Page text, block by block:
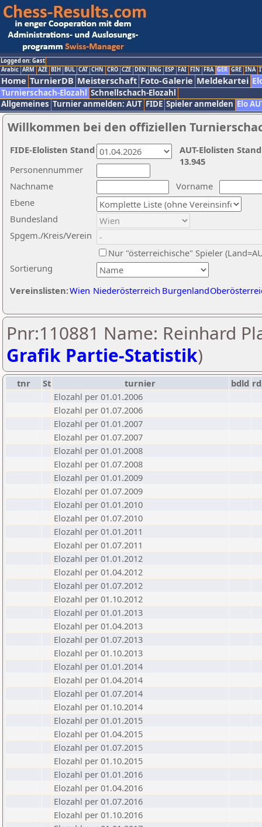
Logged on: Gast
Arabic ARM AZE BIH BUL CAT CHN CRO CZE DEN ENG ESP FAI FIN FRA GER GRE INA
Home TurnierDB Meisterschaft Foto-Galerie Meldekartei
Turnierschach-Elozahl Schnellschach-Elozahl
Allgemeines Turnier anmelden: AUT FIDE Spieler anmelden Elo
Willkommen bei den offiziellen
Nachname
Vorname
Ebene
Sortierung
Personennummer
Bundesland
Spgem./Kreis/Verein
Nur "österreichische" Spieler
Vereinslisten:Wien Niederösterreich Burgenland
AUT-Elolisten
13.945
FIDE-Elolisten Stand
Pnr:110881 Name: Reinhard
Grafik Partie-Statistik)
tnr St turnier bdld rd
Elozahl per 01.01.2006
Elozahl per 01.07.2006
Elozahl per 01.01.2007
Elozahl per 01.07.2007
Elozahl per 01.01.2008
Elozahl per 01.07.2008
Elozahl per 01.01.2009
Elozahl per 01.07.2009
Elozahl per 01.01.2010
Elozahl per 01.07.2010
Elozahl per 01.01.2011
Elozahl per 01.07.2011
Elozahl per 01.01.2012
Elozahl per 01.04.2012
Elozahl per 01.07.2012
Elozahl per 01.10.2012
Elozahl per 01.01.2013
Elozahl per 01.04.2013
Elozahl per 01.07.2013
Elozahl per 01.10.2013
Elozahl per 01.01.2014
Elozahl per 01.04.2014
Elozahl per 01.07.2014
Elozahl per 01.10.2014
Elozahl per 01.01.2015
Elozahl per 01.04.2015
Elozahl per 01.07.2015
Elozahl per 01.10.2015
Elozahl per 01.01.2016
Elozahl per 01.04.2016
Elozahl per 01.07.2016
Elozahl per 01.10.2016